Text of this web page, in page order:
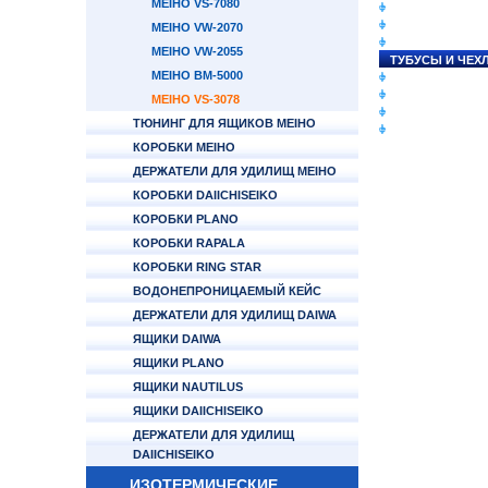
MEIHO VS-7080
MEIHO VW-2070
MEIHO VW-2055
MEIHO BM-5000
MEIHO VS-3078
ТЮНИНГ ДЛЯ ЯЩИКОВ MEIHO
КОРОБКИ MEIHO
ДЕРЖАТЕЛИ ДЛЯ УДИЛИЩ MEIHO
КОРОБКИ DAIICHISEIKO
КОРОБКИ PLANO
КОРОБКИ RAPALA
КОРОБКИ RING STAR
ВОДОНЕПРОНИЦАЕМЫЙ КЕЙС
ДЕРЖАТЕЛИ ДЛЯ УДИЛИЩ DAIWA
ЯЩИКИ DAIWA
ЯЩИКИ PLANO
ЯЩИКИ NAUTILUS
ЯЩИКИ DAIICHISEIKO
ДЕРЖАТЕЛИ ДЛЯ УДИЛИЩ
DAIICHISEIKO
ТУБУСЫ И